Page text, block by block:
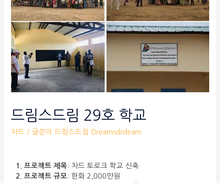
드림스드림 29호 학교
차드 / 글쓴이드림스드림 Dreamsdrdeam
1. 프로젝트 제목 : 차드 토로크 학교 신축
2. 프로젝트 규모 : 한화 2,000만원